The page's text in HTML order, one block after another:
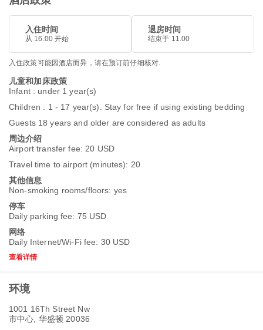
入住时间
从 16.00 开始
退房时间
结束于 11.00
入住政策可能因酒店而异，请在预订前仔细核对.
儿童和加床政策
Infant : under 1 year(s)
Children : 1 - 17 year(s). Stay for free if using existing bedding
Guests 18 years and older are considered as adults
周边介绍
Airport transfer fee: 20 USD
Travel time to airport (minutes): 20
其他信息
Non-smoking rooms/floors: yes
停车
Daily parking fee: 75 USD
网络
Daily Internet/Wi-Fi fee: 30 USD
查看详情
环境
1001 16Th Street Nw
市中心, 华盛顿 20036